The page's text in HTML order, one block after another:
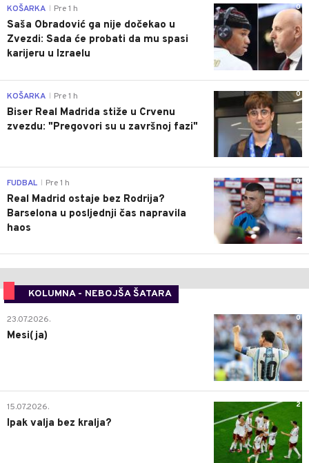
0
KOŠARKA Pre 1 h
Saša Obradović ga nije dočekao u
Zvezdi: Sada će probati da mu spasi
karijeru u Izraelu
0
KOŠARKA Pre 1 h
Biser Real Madrida stiže u Crvenu
zvezdu: "Pregovori su u završnoj fazi"
0
FUDBAL Pre 1 h
Real Madrid ostaje bez Rodrija?
Barselona u posljednji čas napravila
haos
KOLUMNA - NEBOJŠA ŠATARA
0
23.07.2026.
Mesi(ja)
2
15.07.2026.
Ipak valja bez kralja?